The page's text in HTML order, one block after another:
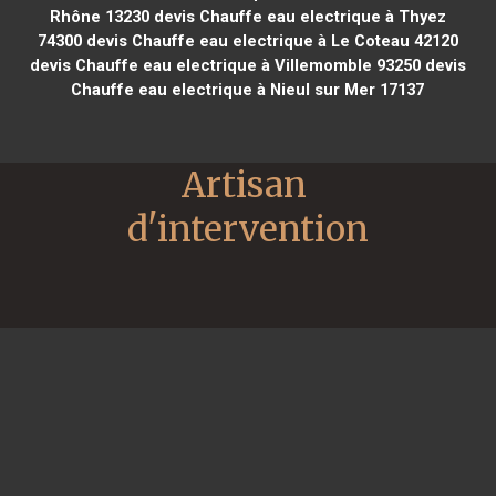
Rhône 13230devis Chauffe eau electrique à Thyez
74300devis Chauffe eau electrique à Le Coteau 42120
devis Chauffe eau electrique à Villemomble 93250devis
Chauffe eau electrique à Nieul sur Mer 17137
Artisan
d'intervention